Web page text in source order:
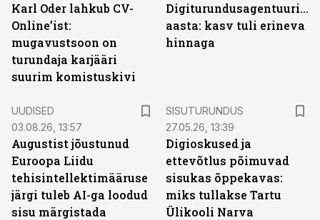
Karl Oder lahkub CV-
Online’ist:
mugavustsoon on
turundaja karjääri
suurim komistuskivi
Digiturundusagentuuride
aasta: kasv tuli erineva
hinnaga
UUDISED
03.08.26, 13:57
Augustist jõustunud
Euroopa Liidu
tehisintellektimääruse
järgi tuleb AI-ga loodud
sisu märgistada
SISUTURUNDUS
27.05.26, 13:39
Digioskused ja
ettevõtlus põimuvad
sisukas õppekavas:
miks tullakse Tartu
Ülikooli Narva